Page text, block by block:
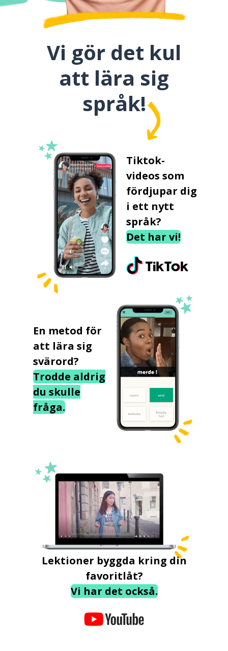
Vi gör det kul
att lära sig
språk!
Tiktok-
videos som
fördjupar dig
i ett nytt
språk?
Det har vi!
En metod för
att lära sig
svärord?
Trodde aldrig
du skulle
fråga.
Lektioner byggda kring din
favoritlåt?
Vi har det också.